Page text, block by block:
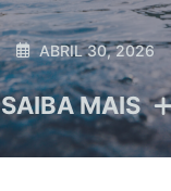
ABRIL 10, 2026
SAIBA MAIS